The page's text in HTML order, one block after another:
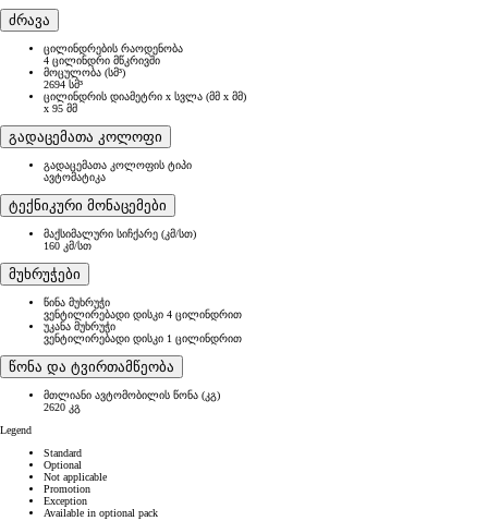
ძრავა
ცილინდრების რაოდენობა
4 ცილინდრი მწკრივში
მოცულობა (სმ³)
2694 სმ³
ცილინდრის დიამეტრი x სვლა (მმ x მმ)
x 95 მმ
გადაცემათა კოლოფი
გადაცემათა კოლოფის ტიპი
ავტომატიკა
ტექნიკური მონაცემები
მაქსიმალური სიჩქარე (კმ/სთ)
160 კმ/სთ
მუხრუჭები
წინა მუხრუჭი
ვენტილირებადი დისკი 4 ცილინდრით
უკანა მუხრუჭი
ვენტილირებადი დისკი 1 ცილინდრით
წონა და ტვირთამწეობა
მთლიანი ავტომობილის წონა (კგ)
2620 კგ
Legend
Standard
Optional
Not applicable
Promotion
Exception
Available in optional pack